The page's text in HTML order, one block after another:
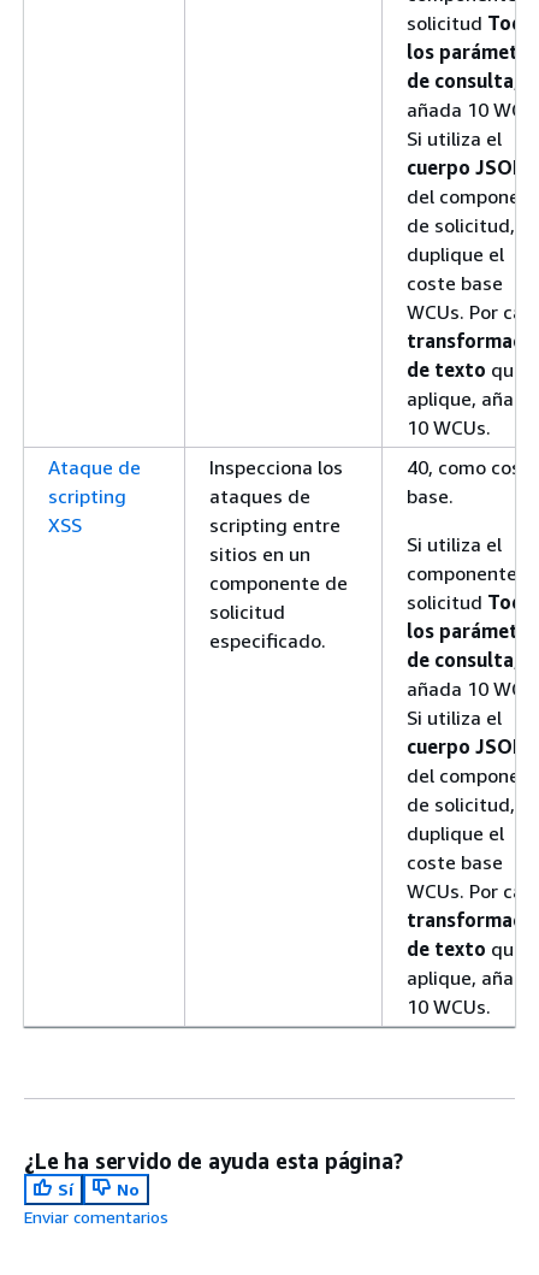
solicitud
los
de consulta
añada 10
Si utiliza el
cuerpo JSON
del
de solicitud,
duplique el
coste base
WCUs. Por
de texto que
aplique, añada
10 WCUs.
Ataque de
scripting
XSS
Inspecciona los
ataques de
scripting entre
sitios en un
componente de
solicitud
especificado.
40, como coste
base.
Si utiliza el
componente
solicitud
los
de consulta
añada 10
Si utiliza el
cuerpo JSON
del
de solicitud,
duplique el
coste base
WCUs. Por
de texto que
aplique, añada
10 WCUs.
¿Le ha servido de ayuda esta página?
Sí
No
Enviar comentarios